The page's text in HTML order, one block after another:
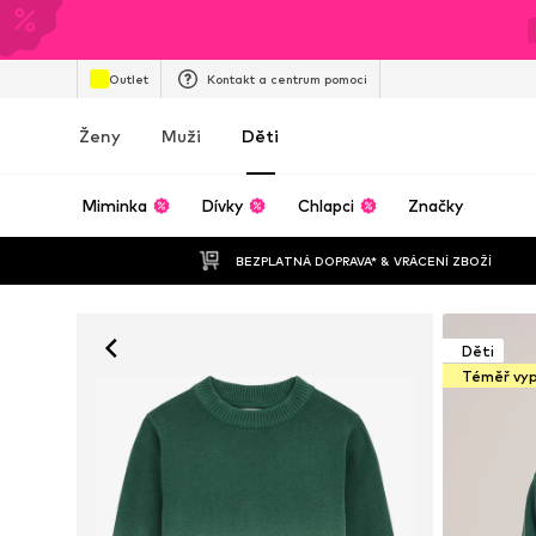
Outlet Kontakt a centrum pomoci
Ženy Muži Děti
Miminka Dívky Chlapci Značky
BEZPLATNÁ DOPRAVA* & VRÁCENÍ ZBOŽÍ
Děti
Téměř